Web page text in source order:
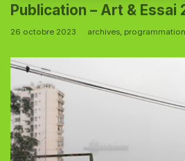
Publication – Art & Essai
26 octobre 2023 archives